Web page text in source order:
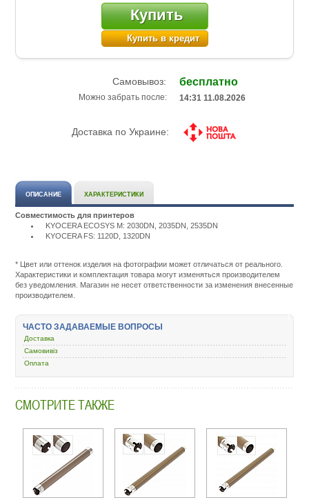
Купить
Купить в кредит
Самовывоз: бесплатно
Можно забрать после: 14:31 11.08.2026
Доставка по Украине:
ОПИСАНИЕ ХАРАКТЕРИСТИКИ
Совместимость для принтеров
KYOCERA ECOSYS M: 2030DN, 2035DN, 2535DN
KYOCERA FS: 1120D, 1320DN
zapchasti-
k-
printeram-
kyocera-
m2030dn-
* Цвет или оттенок изделия на фотографии может отличаться от реального.
Характеристики и комплектация товара могут изменяться производителем
без уведомления. Магазин не несет ответственности за изменения внесенные
производителем.
ЧАСТО ЗАДАВАЕМЫЕ ВОПРОСЫ
Доставка
Самовивіз
Оплата
СМОТРИТЕ ТАКЖЕ